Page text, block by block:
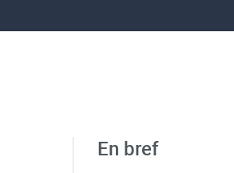
En bref